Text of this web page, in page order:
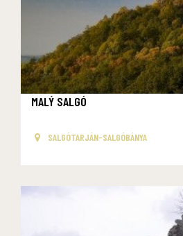
MALÝ SALGÓ
SALGÓTARJÁN-SALGÓBÁNYA